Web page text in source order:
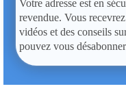
Votre adresse est en
revendue. Vous
vidéos et des conseils
pouvez vous